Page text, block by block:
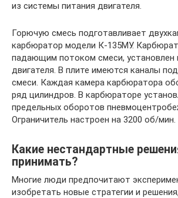
из системы питания двигателя.
Горючую смесь подготавливает
карбюратор модели К-135МУ.
падающим потоком смеси, установлен
двигателя. В плите имеются каналы
смеси. Каждая камера карбюратора
ряд цилиндров. В карбюраторе
предельных оборотов
Ограничитель настроен на 3200 об/мин.
Какие нестандартные
принимать?
Многие люди предпочитают
изобретать новые стратегии и